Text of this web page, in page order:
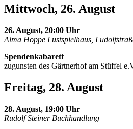
Mittwoch, 26. August
26. August, 20:00 Uhr
Alma Hoppe Lustspielhaus,
Spendenkabarett
zugunsten des Gärtnerhof am Stüffel
Freitag, 28. August
28. August, 19:00 Uhr
Rudolf Steiner Buchhandlung